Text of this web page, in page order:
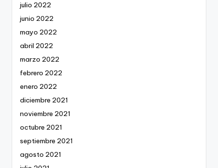
julio 2022
junio 2022
mayo 2022
abril 2022
marzo 2022
febrero 2022
enero 2022
diciembre 2021
noviembre 2021
octubre 2021
septiembre 2021
agosto 2021